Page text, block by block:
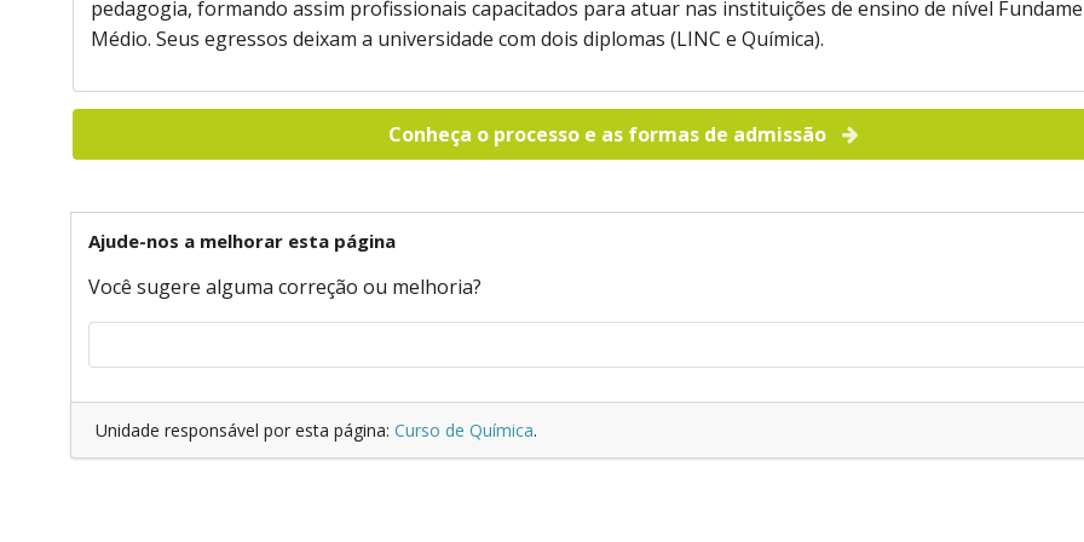
pedagogia, formando assim profissionais capacitados para atuar nas instituições de ensino de nível
Médio. Seus egressos deixam a universidade com dois diplomas (LINC e Química).
Conheça o processo e as formas de admissão
Ajude-nos a melhorar esta página
Você sugere alguma correção ou melhoria?
Unidade responsável por esta página: Curso de Química.